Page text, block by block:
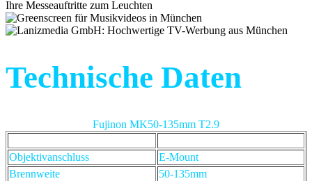
Technische Daten
Fujinon MK50-135mm T2.9
Objektivanschluss
E-Mount
Brennweite
50-135mm